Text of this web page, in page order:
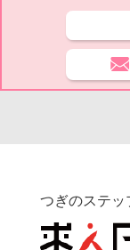
つぎのステッ